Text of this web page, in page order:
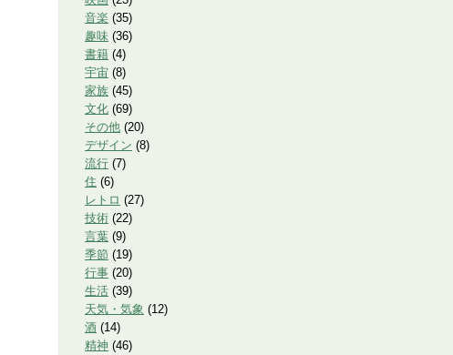
音楽 (35)
趣味 (36)
書籍 (4)
宇宙 (8)
家族 (45)
文化 (69)
その他 (20)
デザイン (8)
流行 (7)
住 (6)
レトロ (27)
技術 (22)
言葉 (9)
季節 (19)
行事 (20)
生活 (39)
天気・気象 (12)
酒 (14)
精神 (46)